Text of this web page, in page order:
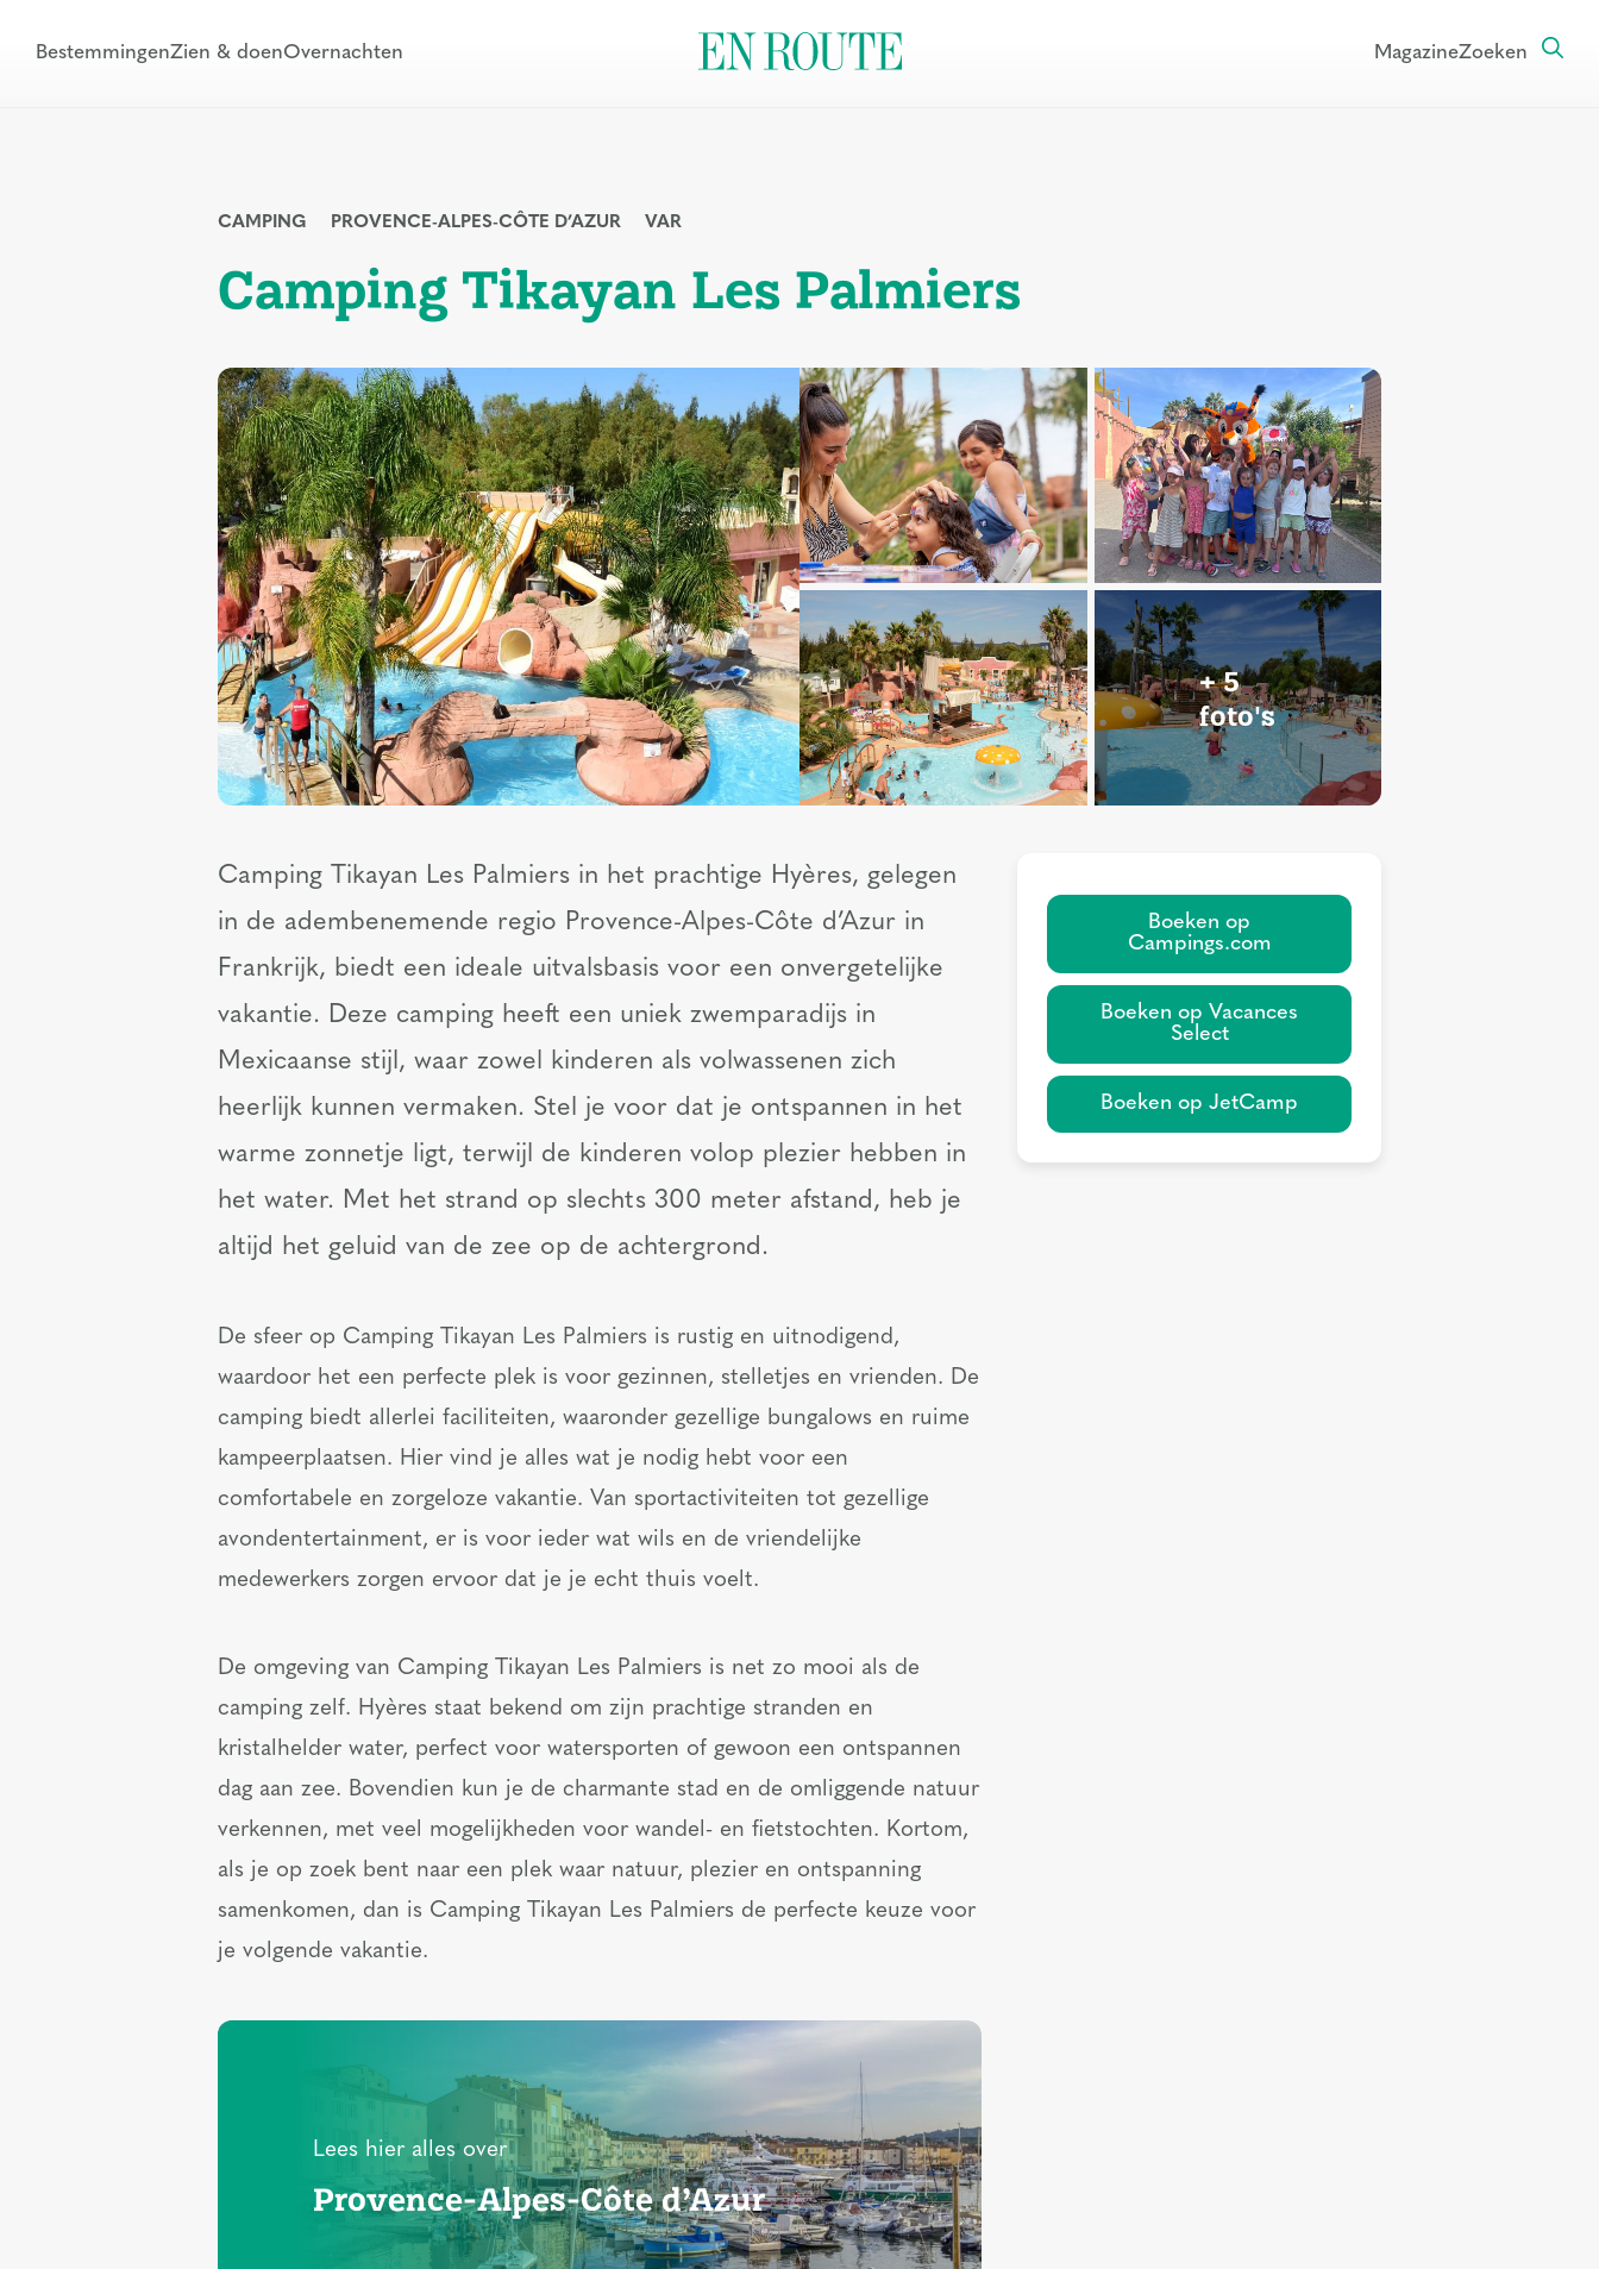
BestemmingenZien & doenOvernachten MagazineZoeken
CAMPING PROVENCE-ALPES-CÔTE D’AZUR VAR
Camping Tikayan Les Palmiers
+ 5
foto's
Camping Tikayan Les Palmiers in het prachtige Hyères, gelegen
in de adembenemende regio Provence-Alpes-Côte d’Azur in
Frankrijk, biedt een ideale uitvalsbasis voor een onvergetelijke
vakantie. Deze camping heeft een uniek zwemparadijs in
Mexicaanse stijl, waar zowel kinderen als volwassenen zich
heerlijk kunnen vermaken. Stel je voor dat je ontspannen in het
warme zonnetje ligt, terwijl de kinderen volop plezier hebben in
het water. Met het strand op slechts 300 meter afstand, heb je
altijd het geluid van de zee op de achtergrond.
De sfeer op Camping Tikayan Les Palmiers is rustig en uitnodigend,
waardoor het een perfecte plek is voor gezinnen, stelletjes en vrienden. De
camping biedt allerlei faciliteiten, waaronder gezellige bungalows en ruime
kampeerplaatsen. Hier vind je alles wat je nodig hebt voor een
comfortabele en zorgeloze vakantie. Van sportactiviteiten tot gezellige
avondentertainment, er is voor ieder wat wils en de vriendelijke
medewerkers zorgen ervoor dat je je echt thuis voelt.
De omgeving van Camping Tikayan Les Palmiers is net zo mooi als de
camping zelf. Hyères staat bekend om zijn prachtige stranden en
kristalhelder water, perfect voor watersporten of gewoon een ontspannen
dag aan zee. Bovendien kun je de charmante stad en de omliggende natuur
verkennen, met veel mogelijkheden voor wandel- en fietstochten. Kortom,
als je op zoek bent naar een plek waar natuur, plezier en ontspanning
samenkomen, dan is Camping Tikayan Les Palmiers de perfecte keuze voor
je volgende vakantie.
Lees hier alles over
Provence-Alpes-Côte d’Azur
Boeken op
Campings.com
Boeken op Vacances
Select
Boeken op JetCamp